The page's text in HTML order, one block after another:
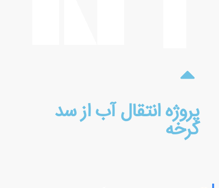
پروژه انتقال آب از سد
کرخه